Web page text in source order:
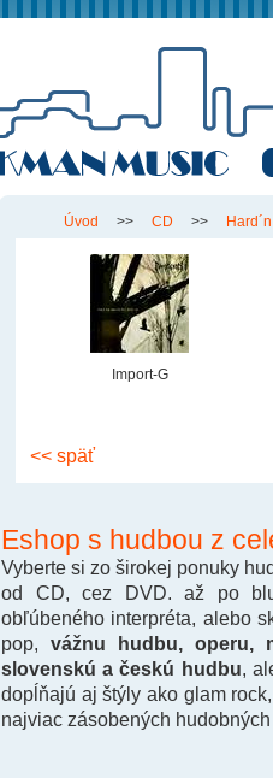
Úvod >> CD >>
Import-G
<< späť
Eshop s hudbou z
Vyberte si zo širokej ponuky
od CD, cez DVD. až po
obľúbeného interpréta, alebo
pop, vážnu hudbu, operu,
slovenskú a českú hudbu ,
dopĺňajú aj štýly ako glam
najviac zásobených